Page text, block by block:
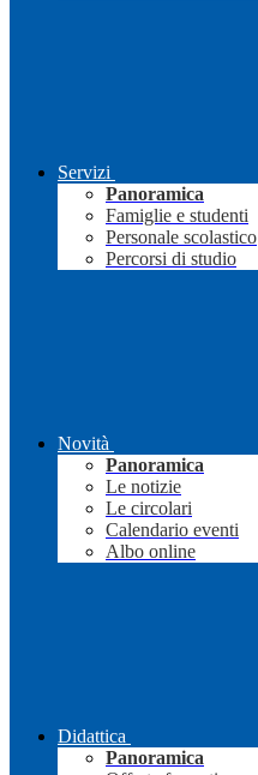
Servizi
Panoramica
Famiglie e studenti
Personale scolastico
Percorsi di studio
Novità
Panoramica
Le notizie
Le circolari
Calendario eventi
Albo online
Didattica
Panoramica